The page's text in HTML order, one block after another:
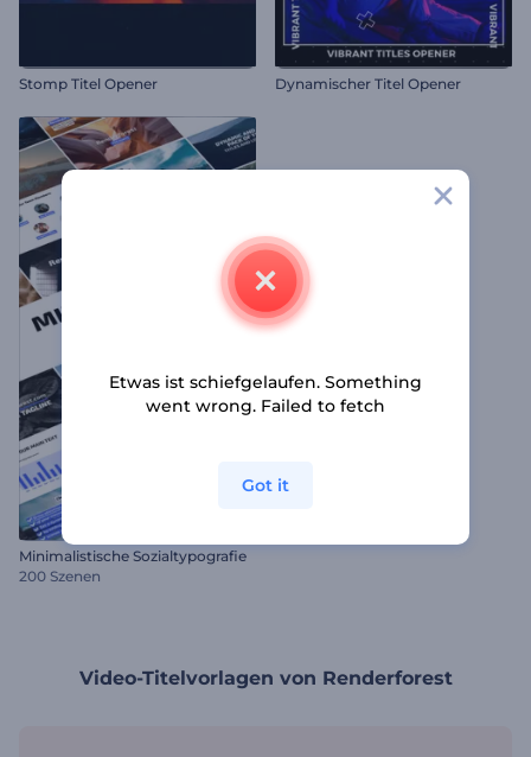
Stomp Titel Opener Dynamischer Titel Opener
Minimalistische Sozialtypografie
200 Szenen
Video-Titelvorlagen von Renderforest
Etwas ist schiefgelaufen. Something
went wrong. Failed to fetch
Got it